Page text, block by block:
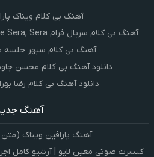
آهنگ بی کلام ویناک
آهنگ بی کلام سریال فرام Que Sera, Sera از Jack Jezzro – رایگان
آهنگ بی کلام سپهر خلسه
دانلود آهنگ بی کلام محسن
دانلود آهنگ بی کلام رضا
آهنگ
آهنگ پارافین ویناک